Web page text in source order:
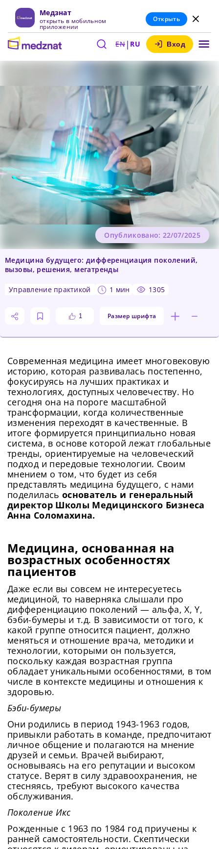
Медзнат
открыть в мобильном
приложении
Открыть
EN| RU Вход
Медицина будущего: дифференциация поколений,
вызовы, решения, мегатренды
управление практикой 1 мин 1305
1 Размер шрифта
Опубликовано: 22/07/2025
Современная медицина имеет многовековую
историю, которая развивалась постепенно,
фокусируясь на лучших практиках и
технологиях, доступных человечеству. Но
сегодня она на пороге масштабной
трансформации, когда количественные
изменения переходят в качественные. В
итоге формируется принципиально новая
система, в основе которой лежат глобальные
тренды, ориентируемые на человеческий
подход и передовые технологии. Своим
мнением о том, что будет из себя
представлять медицина будущего, с нами
поделилась основатель и генеральный
директор Школы Медицинского Бизнеса
Анна Соломахина.
Медицина, основанная на
возрастных особенностях
пациентов
Даже если вы совсем не интересуетесь
медициной, то наверняка слышали про
дифференциацию поколений — альфа, X, Y,
бэби-бумеры и т.д. В зависимости от того, к
какой группе относится пациент, должно
меняться и отношение врача, методики и
технологии, которыми он пользуется,
поскольку каждая возрастная группа
обладает уникальными особенностями, в том
числе в контексте медицины и отношения к
здоровью.
Бэби-бумеры
Они родились в период 1943-1963 годов,
привыкли работать в команде, предпочитают
личное общение и полагаются на мнение
друзей и семьи. Врачей выбирают,
основываясь на его репутации и высоком
статусе. Верят в силу здравоохранения, не
стесняясь, требуют высокого качества
обслуживания.
Поколение Икс
Рожденные с 1963 по 1984 год приучены к
ранней самостоятельности. Скептически